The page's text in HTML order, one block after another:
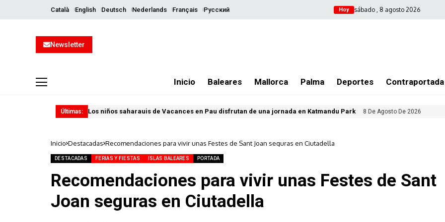
Català English Deutsch Nederlands Français Русский Hoy sábado , 8 agosto 2026
Newsletter
Inicio Baleares Mallorca Palma Deportes Contraportada
Últimas: Los niños saharauis de Vacances en Pau disfrutan de una jornada en Katmandu Park 8 De Agosto De 2026
Inicio Destacadas Recomendaciones para vivir unas Festes de Sant Joan seguras en Ciutadella
DESTACADAS FERIAS Y FIESTAS ISLAS BALEARES PORTADA
Recomendaciones para vivir unas Festes de Sant
Joan seguras en Ciutadella